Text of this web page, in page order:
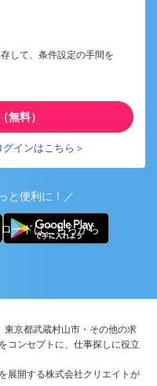
して、条件設定の手間を
無料）
インはこちら＞
と便利に！／
ードはこちらから
東京都武蔵村山市・その他の求
コンセプトに、仕事探しに役立
展開する株式会社クリエイトが